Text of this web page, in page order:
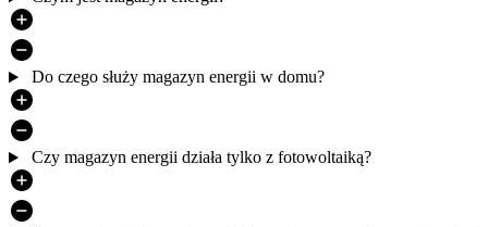
Do czego służy magazyn energii w domu?
Czy magazyn energii działa tylko z fotowoltaiką?